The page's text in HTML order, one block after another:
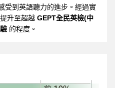
受到英語聽力的進步。經過實
升至超越 GEPT全民英檢(中
的程度。